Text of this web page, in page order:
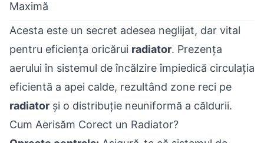
Maximă
Acesta este un secret adesea neglijat, dar vital
pentru eficiența oricărui radiator. Prezența
aerului în sistemul de încălzire împiedică circulația
eficientă a apei calde, rezultând zone reci pe
radiator și o distribuție neuniformă a căldurii.
Cum Aerisăm Corect un Radiator?